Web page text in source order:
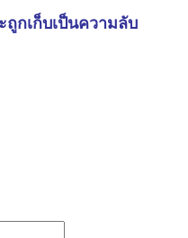
กเก็บเป็นความลับ